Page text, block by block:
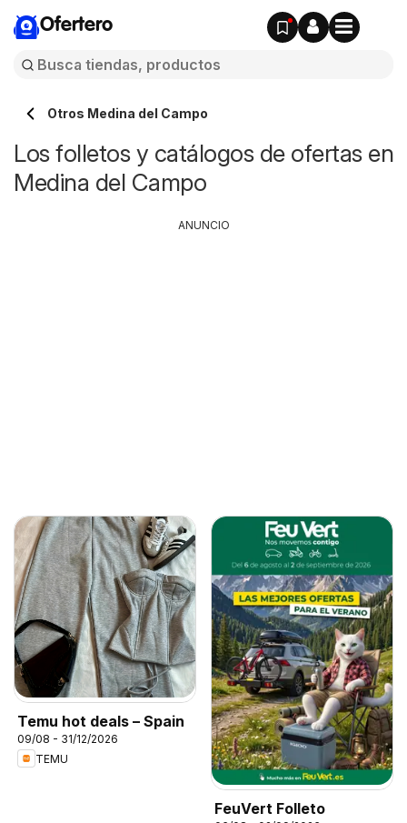
Ofertero
Otros Medina del Campo
Los folletos y catálogos de ofertas en
Medina del Campo
Temu hot deals – Spain
09/08 - 31/12/2026
TEMU
FeuVert Folleto
ANUNCIO